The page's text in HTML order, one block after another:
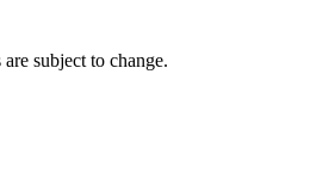
subject to change.